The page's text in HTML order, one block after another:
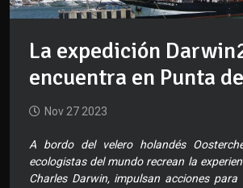
La expedición
encuentra en Punta
Nov 27 2023
A bordo del velero holandés
ecologistas del mundo recrean la
Charles Darwin, impulsan acciones